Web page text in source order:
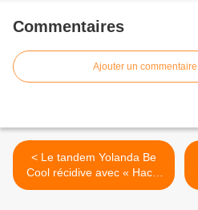
Commentaires
Ajouter un commentaire
< Le tandem Yolanda Be
Cool récidive avec « Hacia
La Noche » !